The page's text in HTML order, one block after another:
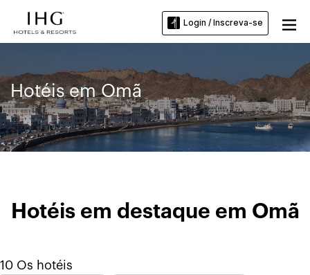
Login / Inscreva-se
Hotéis em Omã
Hotéis em destaque em Omã
10 Os hotéis